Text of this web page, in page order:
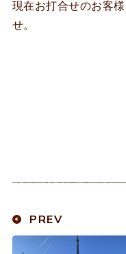
現在お打合せのお客
せ。
PREV